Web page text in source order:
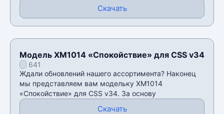
Скачать
Модель XM1014 «Спокойствие» для CSS v34
641
Ждали обновлений нашего ассортимента? Наконец
мы представляем вам модельку XM1014
«Спокойствие» для CSS v34. За основу
Скачать